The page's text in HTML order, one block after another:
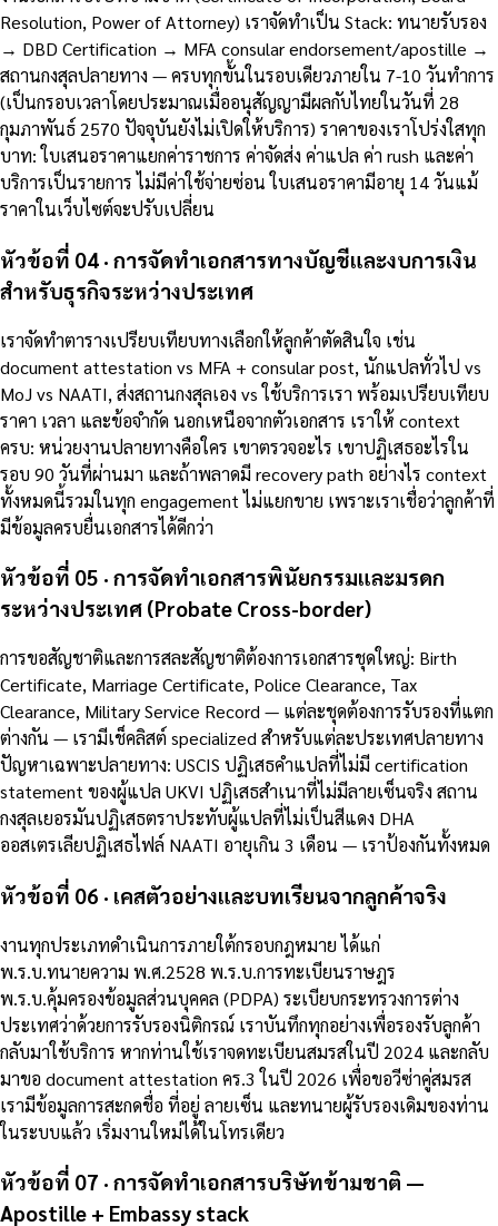
Resolution, Power of Attorney) เราจัดทำเป็น Stack: ทนายรับรอง
→ DBD Certification → MFA consular endorsement/apostille →
สถานกงสุลปลายทาง — ครบทุกขั้นในรอบเดียวภายใน 7-10 วันทำการ
(เป็นกรอบเวลาโดยประมาณเมื่ออนุสัญญามีผลกับไทยในวันที่ 28
กุมภาพันธ์ 2570 ปัจจุบันยังไม่เปิดให้บริการ) ราคาของเราโปร่งใสทุก
บาท: ใบเสนอราคาแยกค่าราชการ ค่าจัดส่ง ค่าแปล ค่า rush และค่า
บริการเป็นรายการ ไม่มีค่าใช้จ่ายซ่อน ใบเสนอราคามีอายุ 14 วันแม้
ราคาในเว็บไซต์จะปรับเปลี่ยน
หัวข้อที่ 04 · การจัดทำเอกสารทางบัญชีและงบการเงิน
สำหรับธุรกิจระหว่างประเทศ
เราจัดทำตารางเปรียบเทียบทางเลือกให้ลูกค้าตัดสินใจ เช่น
document attestation vs MFA + consular post, นักแปลทั่วไป vs
MoJ vs NAATI, ส่งสถานกงสุลเอง vs ใช้บริการเรา พร้อมเปรียบเทียบ
ราคา เวลา และข้อจำกัด นอกเหนือจากตัวเอกสาร เราให้ context
ครบ: หน่วยงานปลายทางคือใคร เขาตรวจอะไร เขาปฏิเสธอะไรใน
รอบ 90 วันที่ผ่านมา และถ้าพลาดมี recovery path อย่างไร context
ทั้งหมดนี้รวมในทุก engagement ไม่แยกขาย เพราะเราเชื่อว่าลูกค้าที่
มีข้อมูลครบยื่นเอกสารได้ดีกว่า
หัวข้อที่ 05 · การจัดทำเอกสารพินัยกรรมและมรดก
ระหว่างประเทศ (Probate Cross-border)
การขอสัญชาติและการสละสัญชาติต้องการเอกสารชุดใหญ่: Birth
Certificate, Marriage Certificate, Police Clearance, Tax
Clearance, Military Service Record — แต่ละชุดต้องการรับรองที่แตก
ต่างกัน — เรามีเช็คลิสต์ specialized สำหรับแต่ละประเทศปลายทาง
ปัญหาเฉพาะปลายทาง: USCIS ปฏิเสธคำแปลที่ไม่มี certification
statement ของผู้แปล UKVI ปฏิเสธสำเนาที่ไม่มีลายเซ็นจริง สถาน
กงสุลเยอรมันปฏิเสธตราประทับผู้แปลที่ไม่เป็นสีแดง DHA
ออสเตรเลียปฏิเสธไฟล์ NAATI อายุเกิน 3 เดือน — เราป้องกันทั้งหมด
หัวข้อที่ 06 · เคสตัวอย่างและบทเรียนจากลูกค้าจริง
งานทุกประเภทดำเนินการภายใต้กรอบกฎหมาย ได้แก่
พ.ร.บ.ทนายความ พ.ศ.2528 พ.ร.บ.การทะเบียนราษฎร
พ.ร.บ.คุ้มครองข้อมูลส่วนบุคคล (PDPA) ระเบียบกระทรวงการต่าง
ประเทศว่าด้วยการรับรองนิติกรณ์ เราบันทึกทุกอย่างเพื่อรองรับลูกค้า
กลับมาใช้บริการ หากท่านใช้เราจดทะเบียนสมรสในปี 2024 และกลับ
มาขอ document attestation คร.3 ในปี 2026 เพื่อขอวีซ่าคู่สมรส
เรามีข้อมูลการสะกดชื่อ ที่อยู่ ลายเซ็น และทนายผู้รับรองเดิมของท่าน
ในระบบแล้ว เริ่มงานใหม่ได้ในโทรเดียว
หัวข้อที่ 07 · การจัดทำเอกสารบริษัทข้ามชาติ —
Apostille + Embassy stack